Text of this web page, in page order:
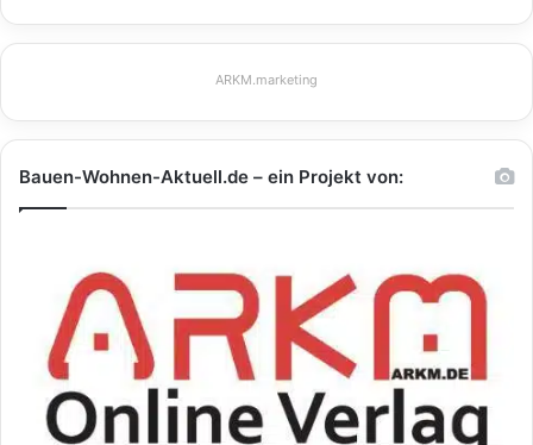
ARKM.marketing
Bauen-Wohnen-Aktuell.de – ein Projekt von: